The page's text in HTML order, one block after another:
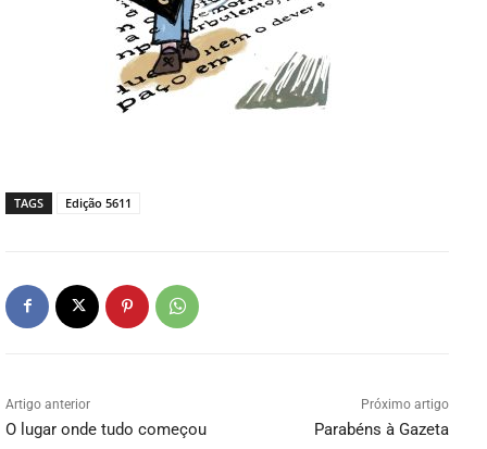
TAGS Edição 5611
Artigo anterior
O lugar onde tudo começou
Próximo artigo
Parabéns à Gazeta